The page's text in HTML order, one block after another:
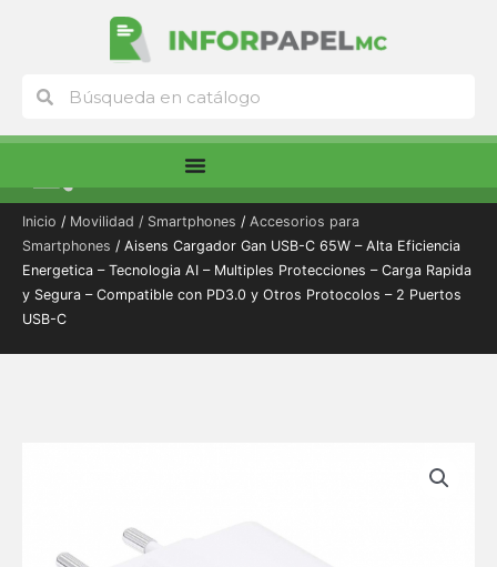
Buscar
Inicio / Movilidad / Smartphones / Accesorios para
Smartphones / Aisens Cargador Gan USB-C 65W – Alta Eficiencia
Energetica – Tecnologia AI – Multiples Protecciones – Carga Rapida
y Segura – Compatible con PD3.0 y Otros Protocolos – 2 Puertos
USB-C